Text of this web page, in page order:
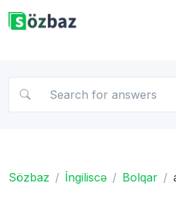
Sözbaz İngiliscə Bolqar